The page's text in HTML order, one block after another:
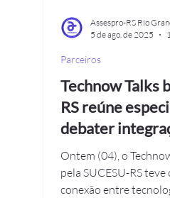
Technow Talks
RS reúne
debater
RH estratégico
Ontem (04), o Technow Talks
pela SUCESU-RS teve como destaque a
conexão entre
Parceiros
Assespro-RS Rio
5 de ago. de 2025